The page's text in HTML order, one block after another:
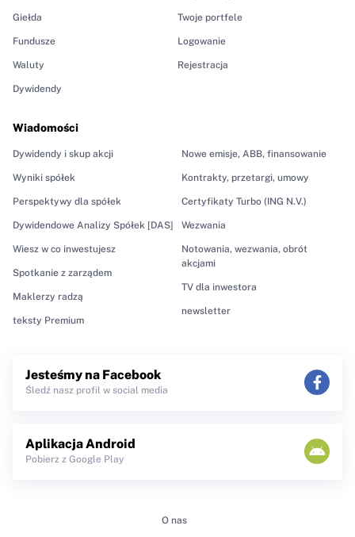
Giełda
Fundusze
Waluty
Dywidendy
Wiadomości
Dywidendy i skup akcji
Wyniki spółek
Perspektywy dla spółek
Dywidendowe Analizy Spółek [DAS]
Wiesz w co inwestujesz
Spotkanie z zarządem
Maklerzy radzą
teksty Premium
Nowe emisje, ABB, finansowanie
Kontrakty, przetargi, umowy
Certyfikaty Turbo (ING N.V.)
Wezwania
Notowania, wezwania, obrót
akcjami
TV dla inwestora
newsletter
Twoje portfele
Logowanie
Rejestracja
Jesteśmy na Facebook
Śledź nasz profil w social media
Aplikacja Android
Pobierz z Google Play
O nas